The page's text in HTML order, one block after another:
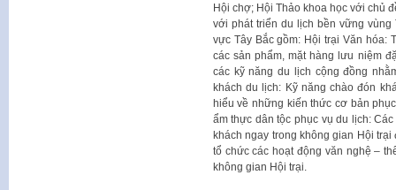
Hội chợ; Hội Thảo khoa học với chủ
với phát triển du lịch bền vững vùng
vực Tây Bắc gồm: Hội trại Văn hóa:
các sản phẩm, mặt hàng lưu niệm
các kỹ năng du lịch cộng đồng
khách du lịch: Kỹ năng chào đón
hiểu về những kiến thức cơ bản
ẩm thực dân tộc phục vụ du lịch:
khách ngay trong không gian Hội
tổ chức các hoạt động văn nghệ –
không gian Hội trại.